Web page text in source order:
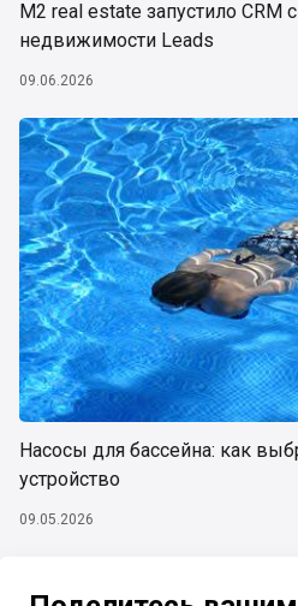
М2 real estate запустило CRM
недвижимости Leads
09.06.2026
Насосы для бассейна: как
устройство
09.05.2026